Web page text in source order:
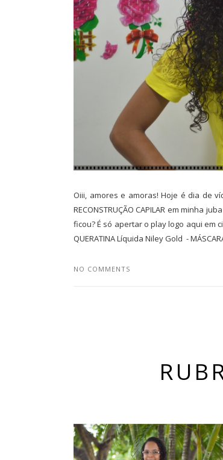
Oiii, amores e amoras! Hoje é dia de
RECONSTRUÇÃO CAPILAR em minha
ficou? É só apertar o play logo aqui em
QUERATINA Líquida Niley Gold -
NO COMMENTS